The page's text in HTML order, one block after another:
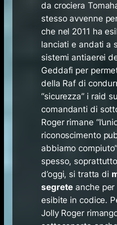
da crociera
stesso avvenne
che nel 2011 ha
lanciati e andati a
sistemi antiaerei
Geddafi per
della Raf di
“sicurezza” i raid
comandanti di
Roger rimane “
riconoscimento
abbiamo compiuto
spesso,
d’oggi, si tratta di
segrete anche
esibite in codice.
Jolly Roger